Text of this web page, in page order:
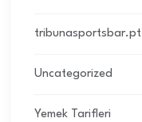
tribunasportsbar.pt
Uncategorized
Yemek Tarifleri